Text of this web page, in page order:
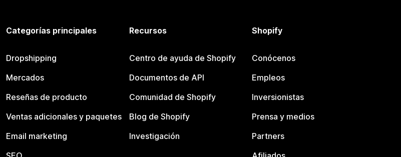
Categorías principales
Dropshipping
Mercados
Reseñas de producto
Ventas adicionales y paquetes
Email marketing
Recursos
Centro de ayuda de Shopify
Documentos de API
Comunidad de Shopify
Blog de Shopify
Investigación
Shopify
Conócenos
Empleos
Inversionistas
Prensa y medios
Partners